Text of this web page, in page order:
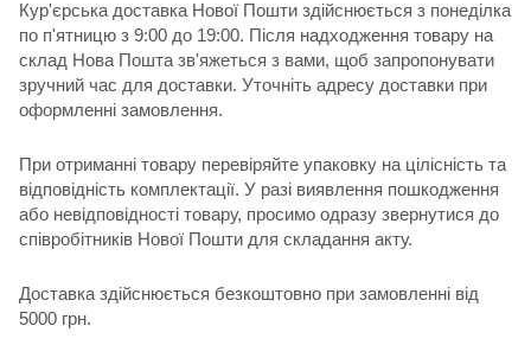
Кур'єрська доставка Нової Пошти здійснюється з понеділка
по п'ятницю з 9:00 до 19:00. Після надходження товару на
склад Нова Пошта зв'яжеться з вами, щоб запропонувати
зручний час для доставки. Уточніть адресу доставки при
оформленні замовлення.
При отриманні товару перевіряйте упаковку на цілісність та
відповідність комплектації. У разі виявлення пошкодження
або невідповідності товару, просимо одразу звернутися до
співробітників Нової Пошти для складання акту.
Доставка здійснюється безкоштовно при замовленні від
5000 грн.